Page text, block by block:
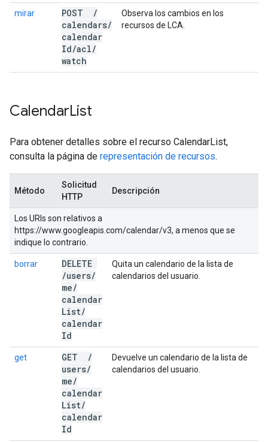
mirar POST
/
calendars/
calendar
Id/acl/
watch
Observa los cambios en los
recursos de LCA.
CalendarList
Para obtener detalles sobre el recurso CalendarList,
consulta la página de representación de recursos.
Método
Solicitud
HTTP
Descripción
Los URIs son relativos a
https://www.googleapis.com/calendar/v3, a menos que se
indique lo contrario.
borrar
DELETE
/users/
me/
calendar
List/
calendar
Id
Quita un calendario de la lista de
calendarios del usuario.
get GET
/
users/
me/
calendar
List/
calendar
Id
Devuelve un calendario de la lista de
calendarios del usuario.